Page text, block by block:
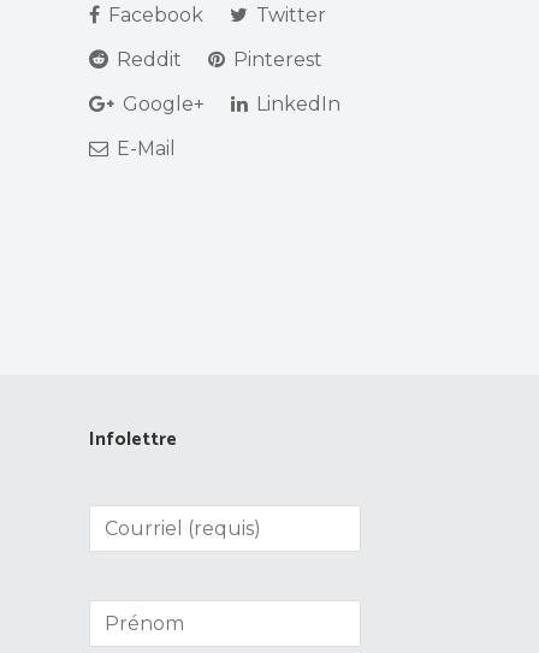
Facebook
Twitter
Reddit
Pinterest
Google+
LinkedIn
E-Mail
Infolettre